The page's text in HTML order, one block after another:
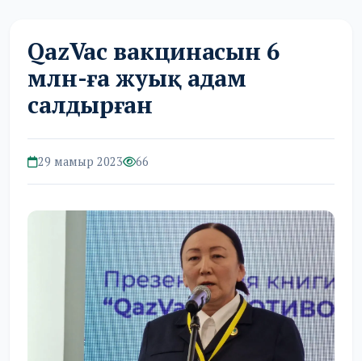
QazVac вакцинасын 6
млн-ға жуық адам
салдырған
29 мамыр 2023 66